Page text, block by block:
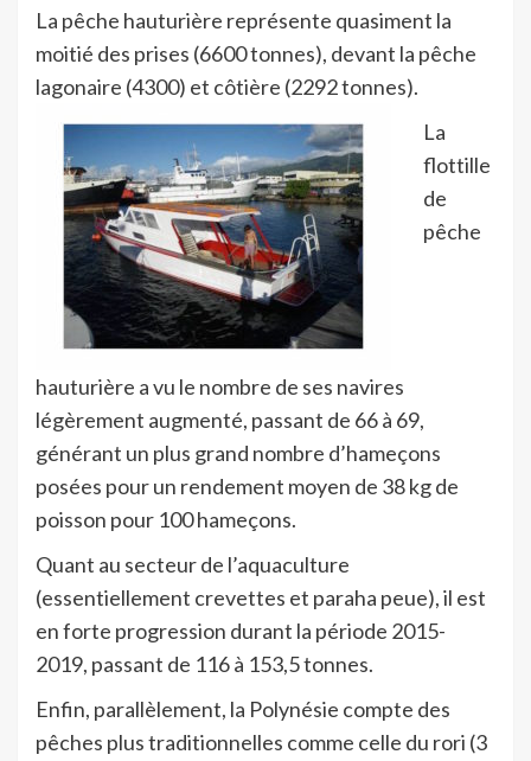
La pêche hauturière représente quasiment la
moitié des prises (6600 tonnes), devant la pêche
lagonaire (4300) et côtière (2292 tonnes).
La
flottille
de
pêche
hauturière a vu le nombre de ses navires
légèrement augmenté, passant de 66 à 69,
générant un plus grand nombre d’hameçons
posées pour un rendement moyen de 38 kg de
poisson pour 100 hameçons.
Quant au secteur de l’aquaculture
(essentiellement crevettes et paraha peue), il est
en forte progression durant la période 2015-
2019, passant de 116 à 153,5 tonnes.
Enfin, parallèlement, la Polynésie compte des
pêches plus traditionnelles comme celle du rori (3